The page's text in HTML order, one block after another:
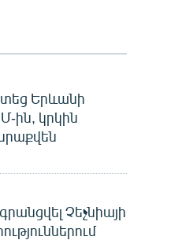
Երևանի
ին, կրկին
Չեչնիայի